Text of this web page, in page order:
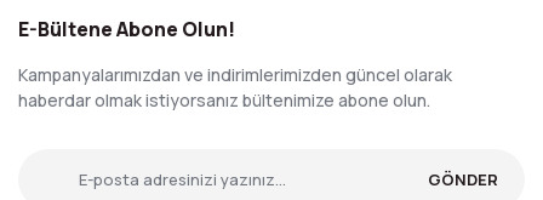
E-Bültene Abone Olun!
Kampanyalarımızdan ve indirimlerimizden güncel olarak
haberdar olmak istiyorsanız bültenimize abone olun.
GÖNDER